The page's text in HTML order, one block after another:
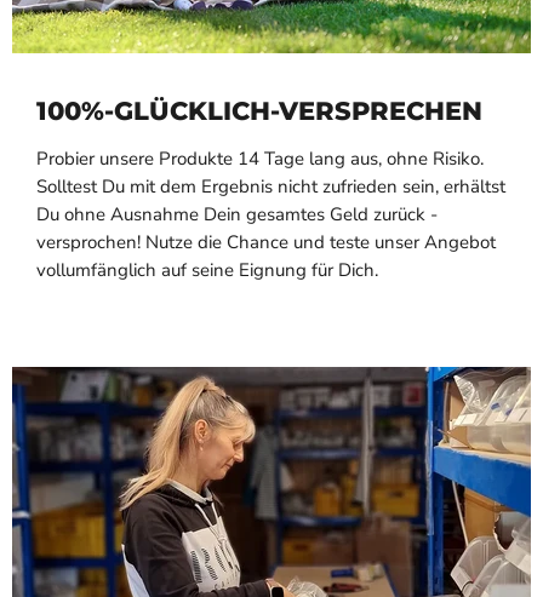
100%-GLÜCKLICH-VERSPRECHEN
Probier unsere Produkte 14 Tage lang aus, ohne Risiko.
Solltest Du mit dem Ergebnis nicht zufrieden sein, erhältst
Du ohne Ausnahme Dein gesamtes Geld zurück -
versprochen! Nutze die Chance und teste unser Angebot
vollumfänglich auf seine Eignung für Dich.